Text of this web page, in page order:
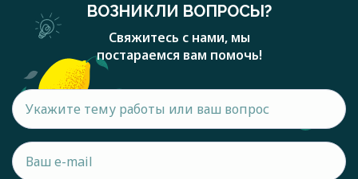
ВОЗНИКЛИ ВОПРОСЫ?
Свяжитесь с нами, мы
постараемся вам помочь!